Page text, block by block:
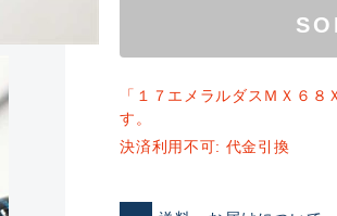
ランクとは？
「１７エメラルダスＭＸ６
す。
決済利用不可: 代金引換